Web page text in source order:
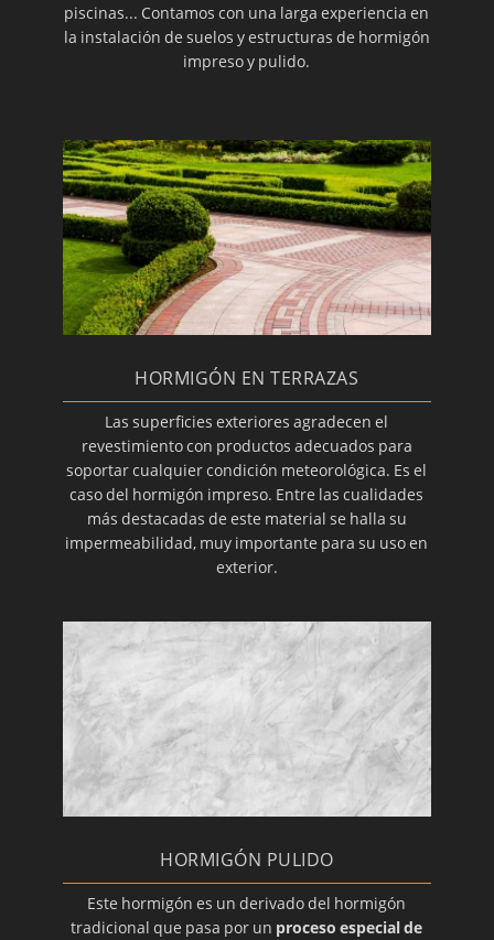
piscinas... Contamos con una larga experiencia en
la instalación de suelos y estructuras de hormigón
impreso y pulido.
HORMIGÓN EN TERRAZAS
Las superficies exteriores agradecen el
revestimiento con productos adecuados para
soportar cualquier condición meteorológica. Es el
caso del hormigón impreso. Entre las cualidades
más destacadas de este material se halla su
impermeabilidad, muy importante para su uso en
exterior.
HORMIGÓN PULIDO
Este hormigón es un derivado del hormigón
tradicional que pasa por un proceso especial de